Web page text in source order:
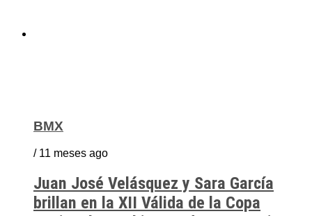
BMX
/ 11 meses ago
Juan José Velásquez y Sara García
brillan en la XII Válida de la Copa